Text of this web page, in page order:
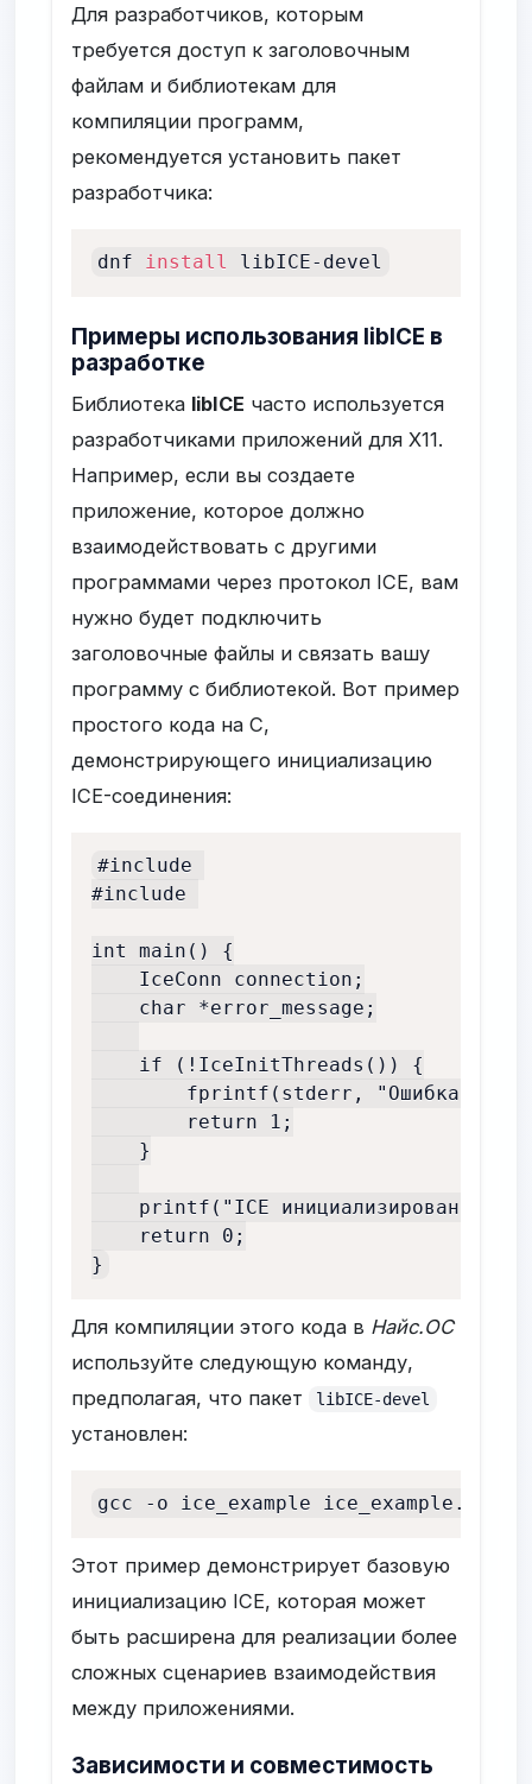
Для разработчиков, которым
требуется доступ к заголовочным
файлам и библиотекам для
компиляции программ,
рекомендуется установить пакет
разработчика:
dnf install libICE-devel
Примеры использования libICE в
разработке
Библиотека libICE часто используется
разработчиками приложений для X11.
Например, если вы создаете
приложение, которое должно
взаимодействовать с другими
программами через протокол ICE, вам
нужно будет подключить
заголовочные файлы и связать вашу
программу с библиотекой. Вот пример
простого кода на C,
демонстрирующего инициализацию
ICE-соединения:
#include
#include
int main() {
    IceConn connection;
    char *error_message;
    if (!IceInitThreads()) {
fprintf(stderr, "Ошибка
        return 1;
    }
printf("ICE инициализирован
    return 0;
}
Для компиляции этого кода в Найс.ОС
используйте следующую команду,
предполагая, что пакет
libICE-devel
установлен:
gcc -o ice_example ice_example.c -
Этот пример демонстрирует базовую
инициализацию ICE, которая может
быть расширена для реализации более
сложных сценариев взаимодействия
между приложениями.
Зависимости и совместимость